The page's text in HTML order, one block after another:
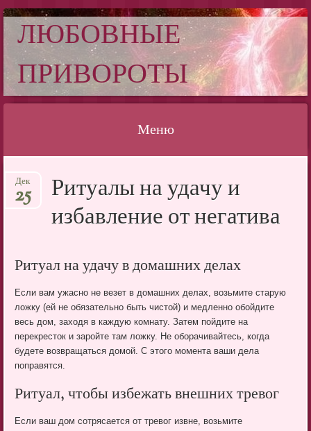
ЛЮБОВНЫЕ
ПРИВОРОТЫ
Меню
к
содержимомуРитуалы на удачу и
избавление от негатива
Дек
25
Ритуал на удачу в домашних делах
Если вам ужасно не везет в домашних делах, возьмите старую
ложку (ей не обязательно быть чистой) и медленно обойдите
весь дом, заходя в каждую комнату. Затем пойдите на
перекресток и заройте там ложку. Не оборачивайтесь, когда
будете возвращаться домой. С этого момента ваши дела
поправятся.
Ритуал, чтобы избежать внешних тревог
Если ваш дом сотрясается от тревог извне, возьмите